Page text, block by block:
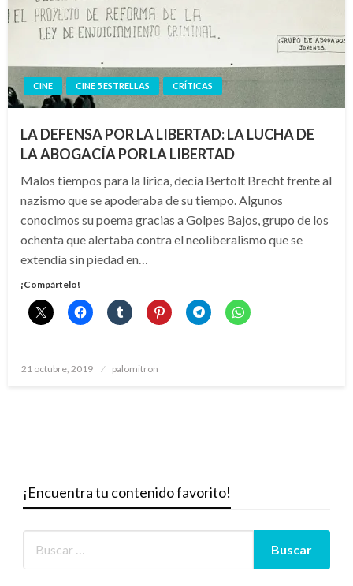
CINE CINE 5 ESTRELLAS CRÍTICAS
LA DEFENSA POR LA LIBERTAD: LA LUCHA DE
LA ABOGACÍA POR LA LIBERTAD
Malos tiempos para la lírica, decía Bertolt Brecht frente al
nazismo que se apoderaba de su tiempo. Algunos
conocimos su poema gracias a Golpes Bajos, grupo de los
ochenta que alertaba contra el neoliberalismo que se
extendía sin piedad en…
¡Compártelo!
Publicado
21 octubre, 2019 palomitron
¡Encuentra tu contenido favorito!